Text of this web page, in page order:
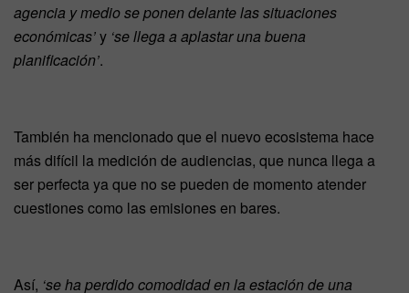
agencia y medio se ponen delante las situaciones
económicas’y ‘se llega a aplastar una buena
planificación’.
También ha mencionado que el nuevo ecosistema hace
más difícil la medición de audiencias, que nunca llega a
ser perfecta ya que no se pueden de momento atender
cuestiones como las emisiones en bares.
Así, ‘se ha perdido comodidad en la estación de una